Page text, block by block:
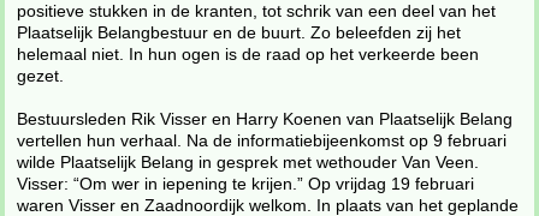
positieve stukken in de kranten, tot schrik van een deel van het
Plaatselijk Belangbestuur en de buurt. Zo beleefden zij het
helemaal niet. In hun ogen is de raad op het verkeerde been
gezet.
Bestuursleden Rik Visser en Harry Koenen van Plaatselijk Belang
vertellen hun verhaal. Na de informatiebijeenkomst op 9 februari
wilde Plaatselijk Belang in gesprek met wethouder Van Veen.
Visser: “Om wer in iepening te krijen.” Op vrijdag 19 februari
waren Visser en Zaadnoordijk welkom. In plaats van het geplande